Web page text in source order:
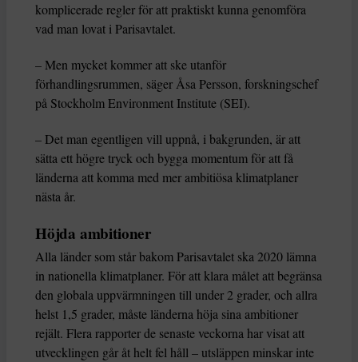
komplicerade regler för att praktiskt kunna genomföra
vad man lovat i Parisavtalet.
– Men mycket kommer att ske utanför
förhandlingsrummen, säger Åsa Persson, forskningschef
på Stockholm Environment Institute (SEI).
– Det man egentligen vill uppnå, i bakgrunden, är att
sätta ett högre tryck och bygga momentum för att få
länderna att komma med mer ambitiösa klimatplaner
nästa år.
Höjda ambitioner
Alla länder som står bakom Parisavtalet ska 2020 lämna
in nationella klimatplaner. För att klara målet att begränsa
den globala uppvärmningen till under 2 grader, och allra
helst 1,5 grader, måste länderna höja sina ambitioner
rejält. Flera rapporter de senaste veckorna har visat att
utvecklingen går åt helt fel håll – utsläppen minskar inte